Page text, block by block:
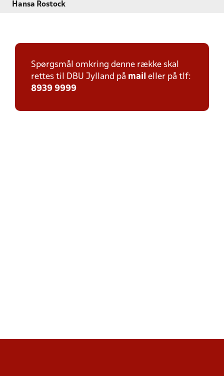
Hansa Rostock
Spørgsmål omkring denne række skal
rettes til DBU Jylland på mail eller på tlf:
8939 9999